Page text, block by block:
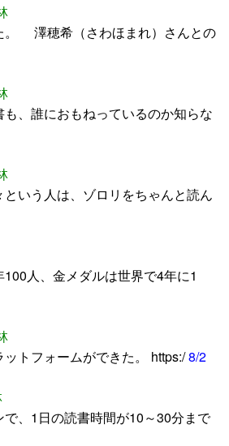
。 澤穂希（さわほまれ）さんとの
、誰におもねっているのか知らな
いう人は、ゾロリをちゃんと読ん
人、金メダルは世界で4年に1
トフォームができた。 https:/8/2
、1日の読書時間が10～30分まで